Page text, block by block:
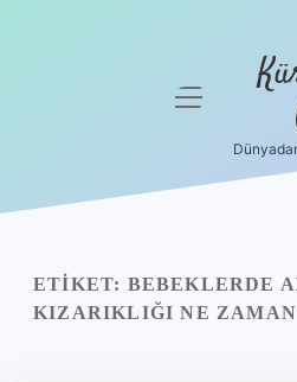
Yasal Uyarı
menüyü
ETIKET: BEBEKLERDE
KIZARIKLIĞI NE ZAMAN